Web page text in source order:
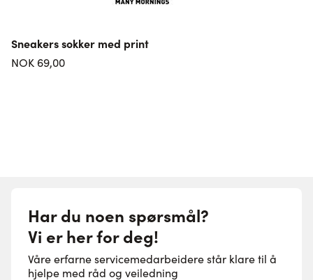
Sneakers sokker med print
NOK 69,00
Har du noen spørsmål?
Vi er her for deg!
Våre erfarne servicemedarbeidere står klare til å
hjelpe med råd og veiledning